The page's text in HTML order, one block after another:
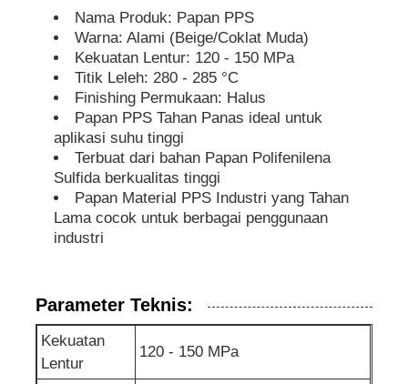
Nama Produk: Papan PPS
Warna: Alami (Beige/Coklat Muda)
Kekuatan Lentur: 120 - 150 MPa
Titik Leleh: 280 - 285 °C
Finishing Permukaan: Halus
Papan PPS Tahan Panas ideal untuk
aplikasi suhu tinggi
Terbuat dari bahan Papan Polifenilena
Sulfida berkualitas tinggi
Papan Material PPS Industri yang Tahan
Lama cocok untuk berbagai penggunaan
industri
Parameter Teknis:
Kekuatan
Lentur
120 - 150 MPa